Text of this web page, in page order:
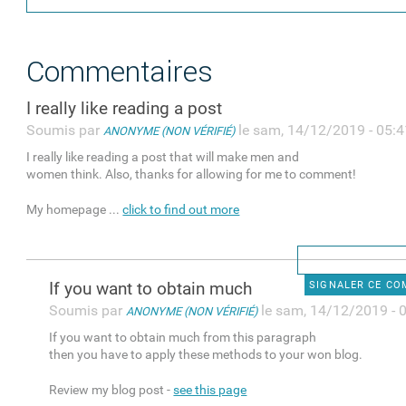
Commentaires
I really like reading a post
Soumis parANONYME (NON VÉRIFIÉ)le sam, 14/12/2019 -
I really like reading a post that will make men and
women think. Also, thanks for allowing for me to comment!
My homepage ...click to find out more
SIGNALER CE
If you want to obtain much
Soumis parANONYME (NON VÉRIFIÉ)le sam, 14/12/2019 -
If you want to obtain much from this paragraph
then you have to apply these methods to your won blog.
Review my blog post -see this page